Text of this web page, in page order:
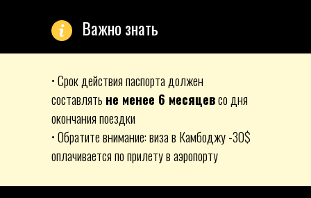
• Срок действия паспорта должен
составлять не менее 6 месяцевсо дня
окончания поездки
• Обратите внимание: виза в Камбоджу -30$
оплачивается по прилету в аэропорту
Важно знать